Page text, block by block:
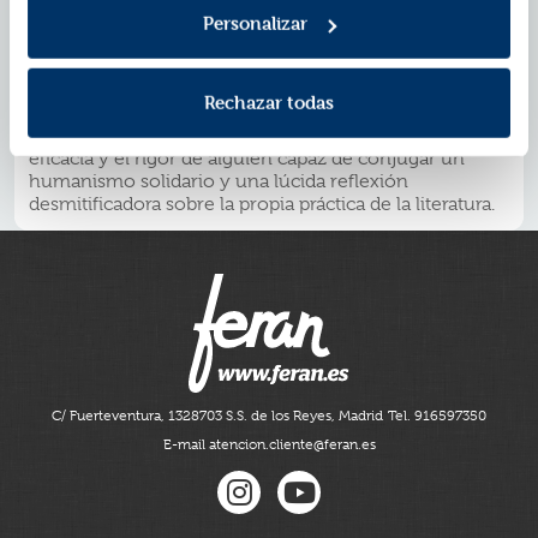
Personalizar
Rechazar todas
su Poesía completa, cuya riqueza se ve
cualquier antología supone. Cillóniz ha tratado de
paliar las pérdidas recogiendo aquí solo algunos de sus
«aires de primavera»: poemas que remiten a su
producción del siglo pasado, reelaborados con la
eficacia y el rigor de alguien capaz de conjugar un
humanismo solidario y una lúcida reflexión
desmitificadora sobre la propia práctica de la literatura.
C/ Fuerteventura, 1328703 S.S. de los Reyes, Madrid Tel. 916597350
E-mail atencion.cliente@feran.es